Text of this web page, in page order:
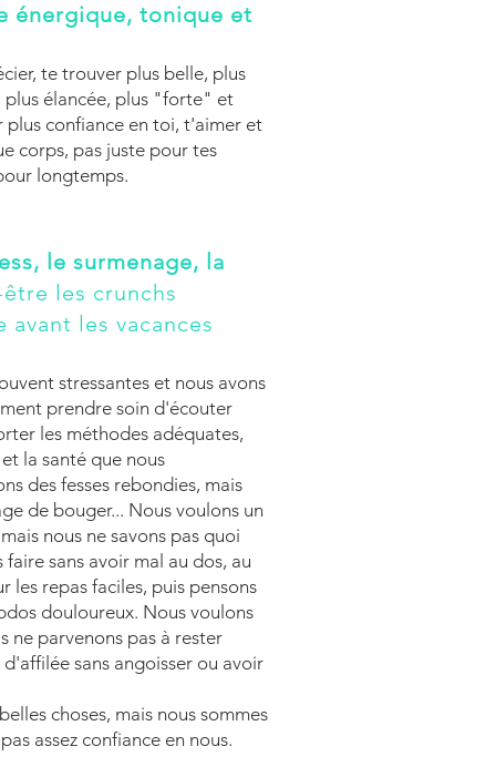
énergique, tonique et
te trouver plus belle, plus
élancée, plus "forte" et
confiance en toi, t'aimer et
corps, pas juste pour tes
longtemps.
le surmenage, la
les crunchs
avant les vacances
stressantes et nous avons
prendre soin d'écouter
les méthodes adéquates,
la santé que nous
des fesses rebondies, mais
de bouger... Nous voulons un
nous ne savons pas quoi
sans avoir mal au dos, au
les repas faciles, puis pensons
douloureux. Nous voulons
ne parvenons pas à rester
sans angoisser ou avoir
choses, mais nous sommes
assez confiance en nous.